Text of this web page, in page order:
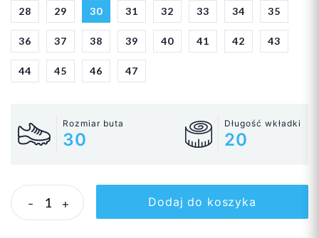
28 29 30 31 32 33 34 35
36 37 38 39 40 41 42 43
44 45 46 47
Rozmiar buta
30
Długość wkładki
20
- + Dodaj do koszyka